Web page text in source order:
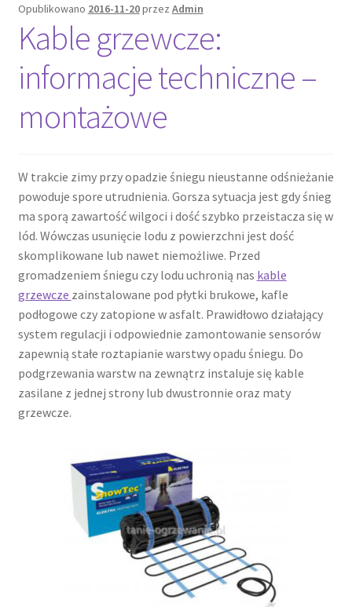
Opublikowano 2016-11-20przez Admin
Kable grzewcze:
informacje techniczne –
montażowe
W trakcie zimy przy opadzie śniegu nieustanne odśnieżanie
powoduje spore utrudnienia. Gorsza sytuacja jest gdy śnieg
ma sporą zawartość wilgoci i dość szybko przeistacza się w
lód. Wówczas usunięcie lodu z powierzchni jest dość
skomplikowane lub nawet niemożliwe. Przed
gromadzeniem śniegu czy lodu uchronią nas kable
grzewcze zainstalowane pod płytki brukowe, kafle
podłogowe czy zatopione w asfalt. Prawidłowo działający
system regulacji i odpowiednie zamontowanie sensorów
zapewnią stałe roztapianie warstwy opadu śniegu. Do
podgrzewania warstw na zewnątrz instaluje się kable
zasilane z jednej strony lub dwustronnie oraz maty
grzewcze.